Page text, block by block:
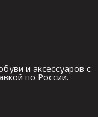
и аксессуаров с
по России.